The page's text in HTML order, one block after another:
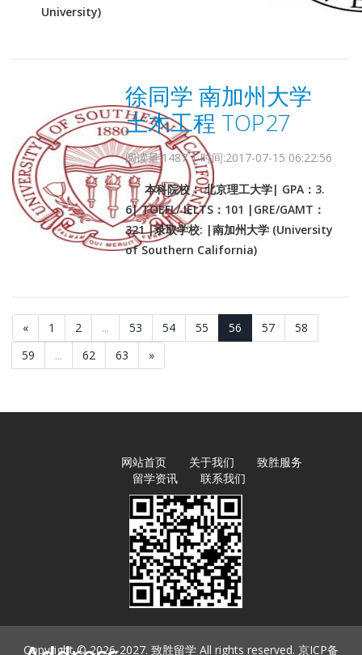
University)
徐同学 南加州大学
土木工程 TOP27
阅读量:1487 | 时间:2017-07-15 06:22:56
本科院校： 北京理工大学| GPA：3.
6| TOEFL/ IELTS：101 |GRE/GAMT：
321 |录取学校: |南加州大学 (University
of Southern California)
« 1 2 ... 53 54 55 56 57
58
59
... 62 63 »
网站首页 关于我们
致胜服务
留学资讯
联系我们
Copyright © 2026-2027. 致胜留学 All rights reserved. 京ICP备